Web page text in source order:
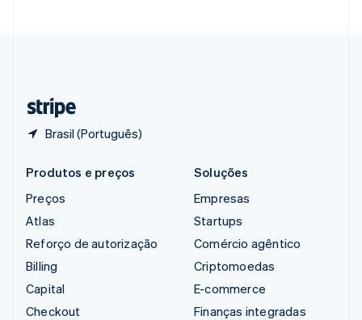
Brasil (Português)
Produtos e preços
Preços
Atlas
Reforço de autorização
Billing
Capital
Checkout
Soluções
Empresas
Startups
Comércio agêntico
Criptomoedas
E-commerce
Finanças integradas